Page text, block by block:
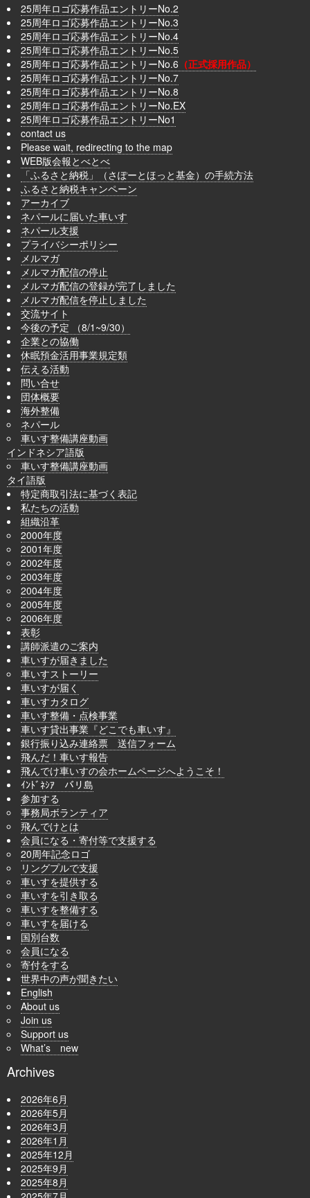
25周年ロゴ応募作品エントリーNo.2
25周年ロゴ応募作品エントリーNo.3
25周年ロゴ応募作品エントリーNo.4
25周年ロゴ応募作品エントリーNo.5
25周年ロゴ応募作品エントリーNo.6 （正式採用作品）
25周年ロゴ応募作品エントリーNo.7
25周年ロゴ応募作品エントリーNo.8
25周年ロゴ応募作品エントリーNo.EX
25周年ロゴ応募作品エントリーNo1
contact us
Please wait, redirecting to the map
WEB版会報とべとべ
「ふるさと納税」（さぽーとほっと基金）の手続方法
ふるさと納税キャンペーン
アーカイブ
ネパールに届いた車いす
ネパール支援
プライバシーポリシー
メルマガ
メルマガ配信の停止
メルマガ配信の登録が完了しました
メルマガ配信を停止しました
交流サイト
今後の予定 （8/1~9/30）
企業との協働
休眠預金活用事業規定類
伝える活動
問い合せ
団体概要
海外整備
ネパール
車いす整備講座動画
インドネシア語版
車いす整備講座動画
タイ語版
特定商取引法に基づく表記
私たちの活動
組織沿革
2000年度
2001年度
2002年度
2003年度
2004年度
2005年度
2006年度
表彰
講師派遣のご案内
車いすが届きました
車いすストーリー
車いすが届く
車いすカタログ
車いす整備・点検事業
車いす貸出事業『どこでも車いす』
銀行振り込み連絡票 送信フォーム
飛んだ！車いす報告
飛んでけ車いすの会ホームページへようこそ！
ｲﾝﾄﾞﾈｼｱ バリ島
参加する
事務局ボランティア
飛んでけとは
会員になる・寄付等で支援する
20周年記念ロゴ
リングプルで支援
車いすを提供する
車いすを引き取る
車いすを整備する
車いすを届ける
国別台数
会員になる
寄付をする
世界中の声が聞きたい
English
About us
Join us
Support us
What’s new
Archives
2026年6月
2026年5月
2026年3月
2026年1月
2025年12月
2025年9月
2025年8月